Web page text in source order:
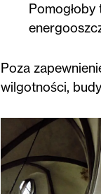
Poza
wilgotności,